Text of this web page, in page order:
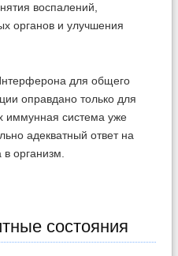
воспалений,
органов и улучшения
для общего
оправдано только для
иммунная система уже
адекватный ответ на
организм.
состояния